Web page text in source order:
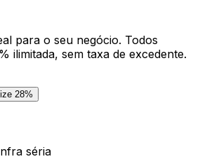
para o seu negócio. Todos
ilimitada, sem taxa de excedente.
28%
séria